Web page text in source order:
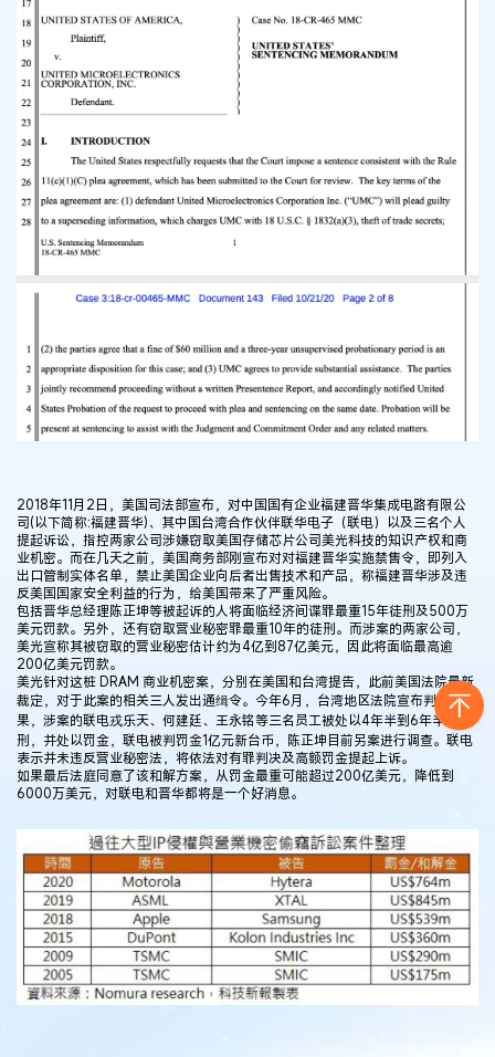
2018年11月2日，美国司法部宣布，对中国国有企业福建晋华集成电路有限公
司(以下简称:福建晋华)、其中国台湾合作伙伴联华电子（联电）以及三名个人
提起诉讼，指控两家公司涉嫌窃取美国存储芯片公司美光科技的知识产权和商
业机密。而在几天之前，美国商务部刚宣布对对福建晋华实施禁售令，即列入
出口管制实体名单，禁止美国企业向后者出售技术和产品，称福建晋华涉及违
反美国国家安全利益的行为，给美国带来了严重风险。
包括晋华总经理陈正坤等被起诉的人将面临经济间谍罪最重15年徒刑及500万
美元罚款。另外，还有窃取营业秘密罪最重10年的徒刑。而涉案的两家公司，
美光宣称其被窃取的营业秘密估计约为4亿到87亿美元，因此将面临最高逾
200亿美元罚款。
美光针对这桩 DRAM 商业机密案，分别在美国和台湾提告，此前美国法院最新
裁定，对于此案的相关三人发出通缉令。今年6月，台湾地区法院宣布判决结
果，涉案的联电戎乐天、何建廷、王永铭等三名员工被处以4年半到6年半徒
刑，并处以罚金，联电被判罚金1亿元新台币，陈正坤目前另案进行调查。联电
表示并未违反营业秘密法，将依法对有罪判决及高额罚金提起上诉。
如果最后法庭同意了该和解方案，从罚金最重可能超过200亿美元，降低到
6000万美元，对联电和晋华都将是一个好消息。